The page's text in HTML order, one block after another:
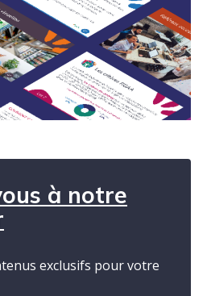
à notre
exclusifs pour votre